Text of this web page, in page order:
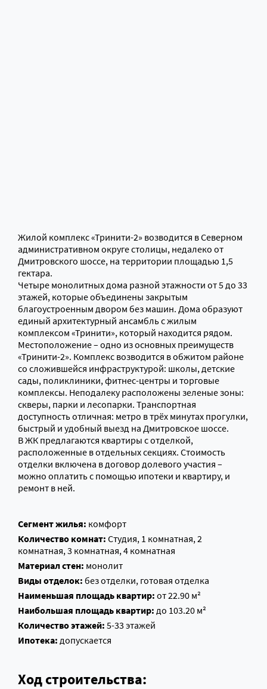
Жилой комплекс «Тринити-2» возводится в Северном
административном округе столицы, недалеко от
Дмитровского шоссе, на территории площадью 1,5
гектара.
Четыре монолитных дома разной этажности от 5 до 33
этажей, которые объединены закрытым
благоустроенным двором без машин. Дома образуют
единый архитектурный ансамбль с жилым
комплексом «Тринити», который находится рядом.
Местоположение – одно из основных преимуществ
«Тринити-2». Комплекс возводится в обжитом районе
со сложившейся инфраструктурой: школы, детские
сады, поликлиники, фитнес-центры и торговые
комплексы. Неподалеку расположены зеленые зоны:
скверы, парки и лесопарки. Транспортная
доступность отличная: метро в трёх минутах прогулки,
быстрый и удобный выезд на Дмитровское шоссе.
В ЖК предлагаются квартиры с отделкой,
расположенные в отдельных секциях. Стоимость
отделки включена в договор долевого участия –
можно оплатить с помощью ипотеки и квартиру, и
ремонт в ней.
Сегмент жилья: комфорт
Количество комнат: Студия, 1 комнатная, 2
комнатная, 3 комнатная, 4 комнатная
Материал стен: монолит
Виды отделок: без отделки, готовая отделка
Наименьшая площадь квартир: от 22.90 м²
Наибольшая площадь квартир: до 103.20 м²
Количество этажей: 5-33 этажей
Ипотека: допускается
Ход строительства: